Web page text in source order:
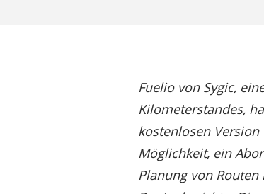
Fuelio von Sygic,
Kilometerstandes,
kostenlosen
Möglichkeit, ein
Planung von